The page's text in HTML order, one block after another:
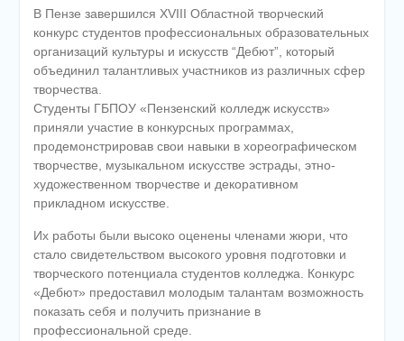
В Пензе завершился XVIII Областной творческий
конкурс студентов профессиональных образовательных
организаций культуры и искусств “Дебют”, который
объединил талантливых участников из различных сфер
творчества.
Студенты ГБПОУ «Пензенский колледж искусств»
приняли участие в конкурсных программах,
продемонстрировав свои навыки в хореографическом
творчестве, музыкальном искусстве эстрады, этно-
художественном творчестве и декоративном
прикладном искусстве.
Их работы были высоко оценены членами жюри, что
стало свидетельством высокого уровня подготовки и
творческого потенциала студентов колледжа. Конкурс
«Дебют» предоставил молодым талантам возможность
показать себя и получить признание в
профессиональной среде.